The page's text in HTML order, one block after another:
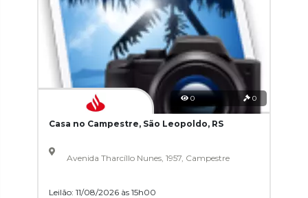
0 0
Casa no Campestre, São Leopoldo, RS
Avenida Tharcíllo Nunes, 1957, Campestre
Leilão: 11/08/2026 às 15h00